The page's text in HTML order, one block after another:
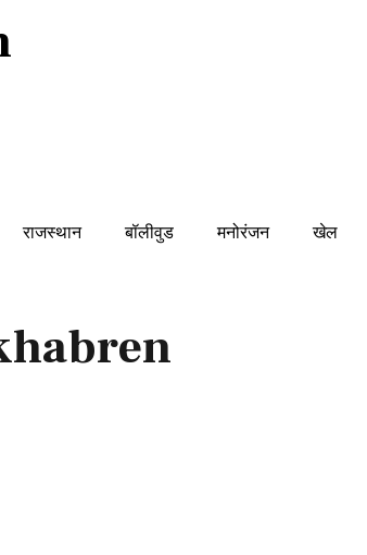
राजस्थान बॉलीवुड मनोरंजन खेल